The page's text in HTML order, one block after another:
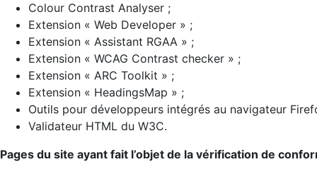
Colour Contrast Analyser ;
Extension « Web Developer » ;
Extension « Assistant RGAA » ;
Extension « WCAG Contrast checker » ;
Extension « ARC Toolkit » ;
Extension « HeadingsMap » ;
Outils pour développeurs intégrés au navigateur
Validateur HTML du W3C.
Pages du site ayant fait l’objet de la vérification de